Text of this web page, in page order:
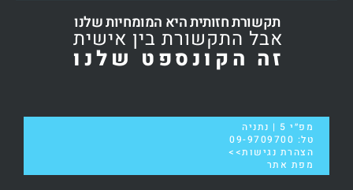
תקשורת חזותית היא המומחיות שלנו
אבל התקשורת בין אישית
זה הקונספט שלנו
מפ״י 5 | נתניה
טל: 09-9709700
הצהרת נגישות>>
מפת אתר